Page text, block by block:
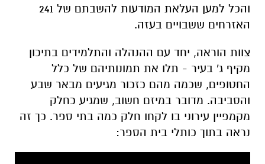
והכל למען העלאת המודעות להשבתם של 241
האזרחים ששבויים בעזה.
צוות הוראה, יחד עם ההנהלה והתלמידים בתיכון
מקיף ג' בעיר - תלו את תמונותיהם של כלל
החטופים, שכמה מהם כזכור מגיעים מבאר שבע
והסביבה. מדובר במיזם חשוב, שמגיע כחלק
מקמפיין עירוני בו לקחו חלק כמה בתי ספר. כך זה
נראה בתוך כותלי בית הספר: